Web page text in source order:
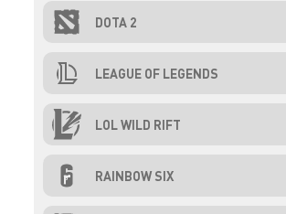
DOTA 2
LEAGUE OF LEGENDS
LOL WILD RIFT
RAINBOW SIX